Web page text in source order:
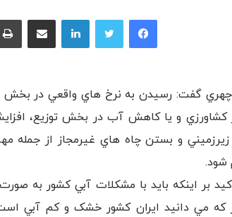
فیسبوک لینکداین
گفت: رسيدن به نرخ هاي واقعي در
كشاورزي و يا كاهش آب در بخش توزيع،
و بستن چاه هاي غيرمجاز از جمله
شود.
بر اینکه بايد با مشكلات آبي كشور به
كه مي دانيد ایران کشور خشک و كم آبي